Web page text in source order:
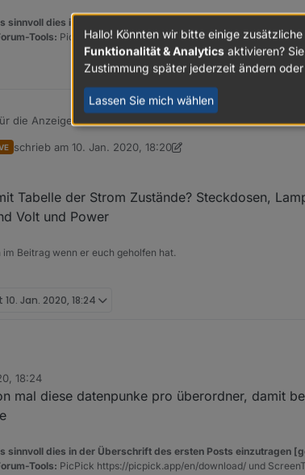
sinnvoll dies in der Überschrift des ersten Posts einzutragen
Tools: PicPick https://picpick.app/en/download/ und
Anzeige der Sensoren-Batterie-Zustände über ein html-Widget
schrieb am10. Jan. 2020, 18:20
zuletzt editiert von sigi2341. Okt. 2020, 19:25
Tabelle der Strom Zustände? Steckdosen,
Volt und Power
Beitrag wenn er euch geholfen hat.
10. Jan. 2020, 18:24
mit Tabelle der Strom Zustände? Steckdosen, Lampen
Watt und Volt und Power
18:24
mal diese datenpunke pro überordner, damit
sinnvoll dies in der Überschrift des ersten Posts einzutragen
Tools: PicPick https://picpick.app/en/download/ und
Hallo! Könnten wir bitte einige
Funktionalität & Analytics aktivieren?
Zustimmung später jederzeit ändern
Lassen Sie mich wählen